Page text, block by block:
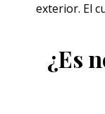
exterior. El
¿Es